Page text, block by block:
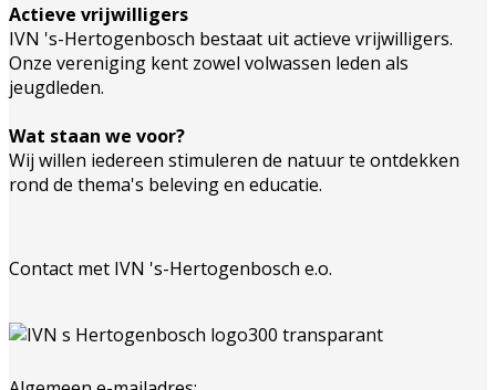
Actieve vrijwilligers
IVN 's-Hertogenbosch bestaat uit actieve vrijwilligers.
Onze vereniging kent zowel volwassen leden als
jeugdleden.
Wat staan we voor?
Wij willen iedereen stimuleren de natuur te ontdekken
rond de thema's beleving en educatie.
Contact met IVN 's-Hertogenbosch e.o.